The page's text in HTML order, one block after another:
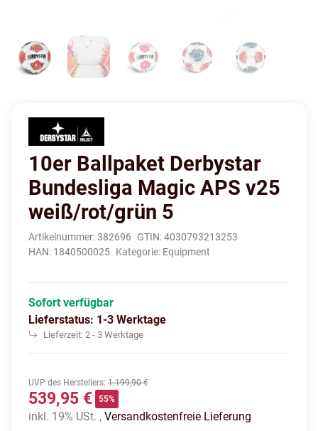
10er Ballpaket Derbystar
Bundesliga Magic APS v25
weiß/rot/grün 5
Artikelnummer:382696 GTIN:4030793213253
HAN: 1840500025 Kategorie: Equipment
Sofort verfügbar
Lieferstatus: 1-3 Werktage
Lieferzeit: 2 - 3 Werktage
UVP des Herstellers: 1.199,90 €
539,95 € 55%
inkl. 19% USt. , Versandkostenfreie Lieferung